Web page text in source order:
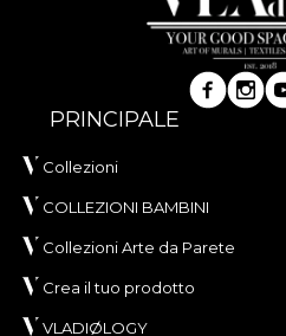
PRINCIPALE
Collezioni
COLLEZIONI BAMBINI
Collezioni Arte da Parete
Crea il tuo prodotto
VLADIØLOGY